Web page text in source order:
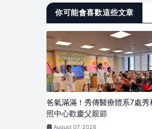
你可能會喜歡這些文章
爸氣滿滿！秀傳醫療體系7處秀
照中心歡慶父親節
August 07, 2026